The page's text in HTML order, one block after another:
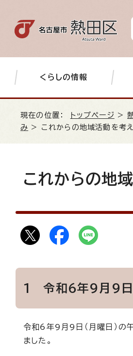
くらしの情報
現在の位置： トップページ >
み > これからの地域活動を考
これからの地
1 令和6年9月9日
令和6年9月9日（月曜日）の
ました。